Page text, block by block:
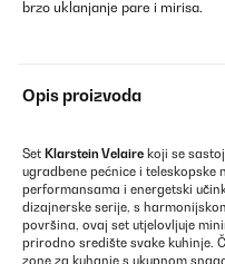
brzo uklanjanje pare i mirisa.
Opis proizvoda
Set Klarstein Velaire koji se
ugradbene pećnice i
performansama i energetski
dizajnerske serije, s
površina, ovaj set utjelovljuje
prirodno središte svake kuhinje.
zone za kuhanje s ukupnom